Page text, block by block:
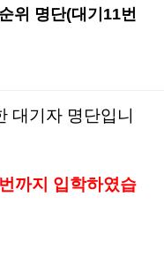
위 명단(대기11번
대기자 명단입니
까지 입학하였습